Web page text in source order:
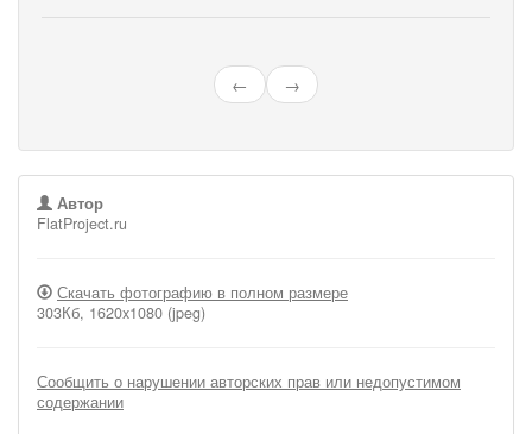
← →
Автор
FlatProject.ru
Скачать фотографию в полном размере
303Кб, 1620x1080 (jpeg)
Сообщить о нарушении авторских прав или недопустимом
содержании